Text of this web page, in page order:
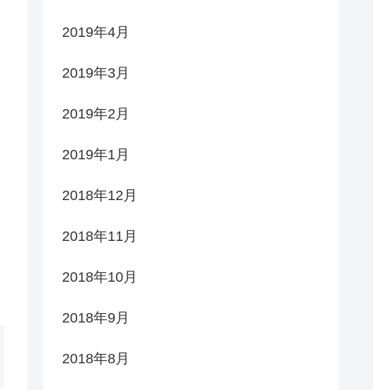
2019年4月
2019年3月
2019年2月
2019年1月
2018年12月
2018年11月
2018年10月
2018年9月
2018年8月